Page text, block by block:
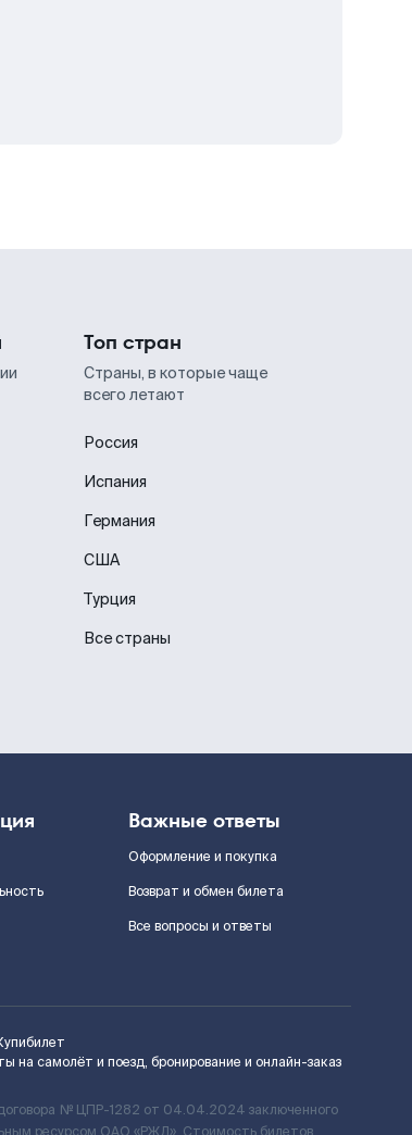
Топ стран
Страны, в которые чаще
всего летают
Россия
Испания
Германия
США
Турция
Все страны
Важные ответы
Оформление и покупка
Возврат и обмен билета
Все вопросы и ответы
на самолёт и поезд, бронирование и онлайн-заказ
№ ЦПР-1282 от 04.04.2024 заключенного